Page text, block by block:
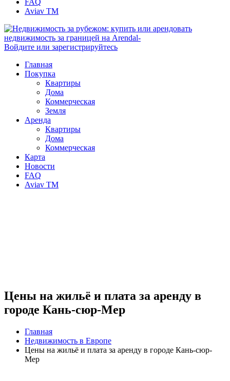
FAQ
Aviav TM
Войдите или зарегистрируйтесь
Главная
Покупка
Квартиры
Дома
Коммерческая
Земля
Аренда
Квартиры
Дома
Коммерческая
Карта
Новости
FAQ
Aviav TM
Цены на жильё и плата за аренду в
городе Кань-сюр-Мер
Главная
Недвижимость в Европе
Цены на жильё и плата за аренду в городе Кань-сюр-
Мер